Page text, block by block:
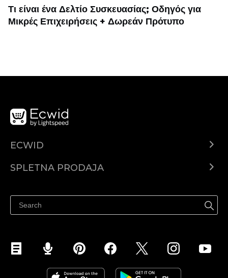
Τι είναι ένα Δελτίο Συσκευασίας; Οδηγός για
Μικρές Επιχειρήσεις + Δωρεάν Πρότυπο
ECWID
SPLETNA PRODAJA
Prodaja na Instagramu